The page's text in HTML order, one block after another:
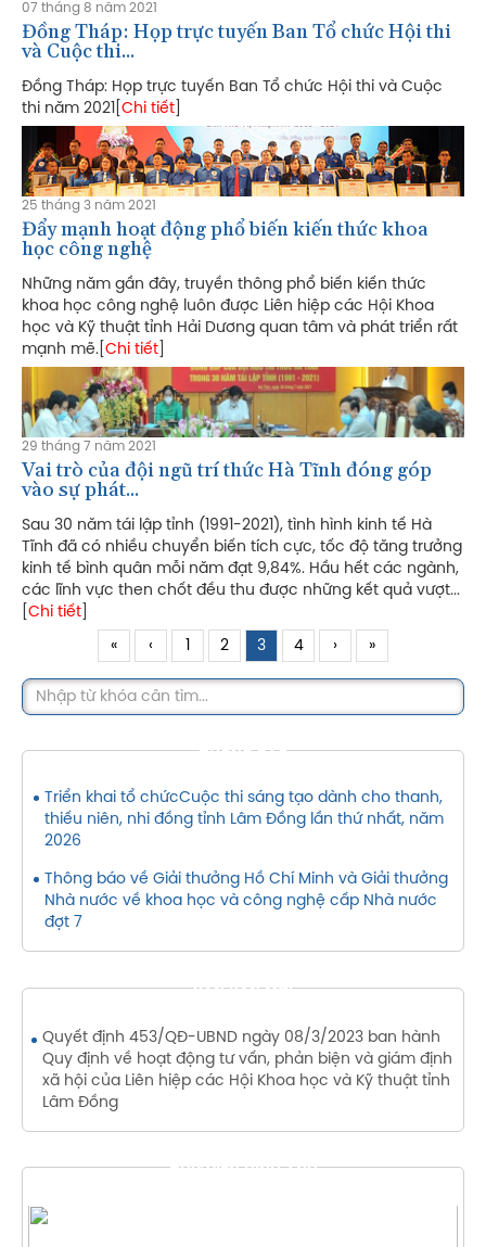
07 tháng 8 năm 2021
Đồng Tháp: Họp trực tuyến Ban Tổ chức Hội thi
và Cuộc thi...
Đồng Tháp: Họp trực tuyến Ban Tổ chức Hội thi và Cuộc
thi năm 2021[ Chi tiết
25 tháng 3 năm 2021
Đẩy mạnh hoạt động phổ biến kiến thức khoa
học công nghệ
Những năm gần đây, truyền thông phổ biến kiến thức
khoa học công nghệ luôn được Liên hiệp các Hội Khoa
học và Kỹ thuật tỉnh Hải Dương quan tâm và phát triển rất
mạnh mẽ.[ Chi tiết
29 tháng 7 năm 2021
Vai trò của đội ngũ trí thức Hà Tĩnh đóng góp
vào sự phát...
Sau 30 năm tái lập tỉnh (1991-2021), tình hình kinh tế Hà
Tĩnh đã có nhiều chuyển biến tích cực, tốc độ tăng trưởng
kinh tế bình quân mỗi năm đạt 9,84%. Hầu hết các ngành,
các lĩnh vực then chốt đều thu được những kết quả vượt...
Chi tiết
« ‹ 1 2 3 4 › »
THÔNG BÁO
Triển khai tổ chứcCuộc thi sáng tạo dành cho thanh,
thiếu niên, nhi đồng tỉnh Lâm Đồng lần thứ nhất, năm
2026
Thông báo về Giải thưởng Hồ Chí Minh và Giải thưởng
Nhà nước về khoa học và công nghệ cấp Nhà nước
đợt 7
VĂN BẢN MỚI
Quyết định 453/QĐ-UBND ngày 08/3/2023 ban hành
Quy định về hoạt động tư vấn, phản biện và giám định
xã hội của Liên hiệp các Hội Khoa học và Kỹ thuật tỉnh
Lâm Đồng
THƯ VIỆN HÌNH ẢNH